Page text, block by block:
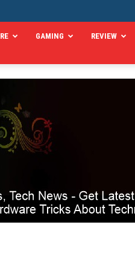
GAMING REVIEW